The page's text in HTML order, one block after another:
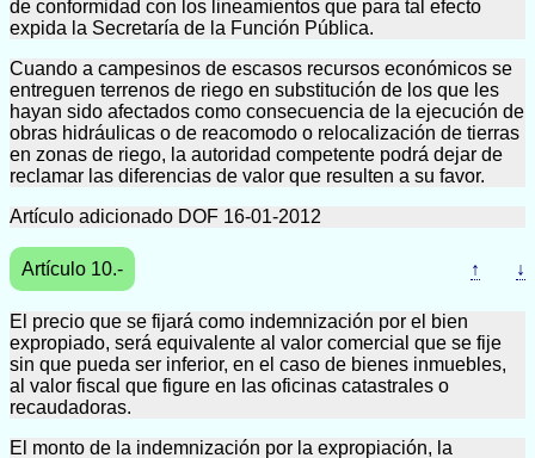
de conformidad con los lineamientos que para tal efecto
expida la Secretaría de la Función Pública.
Cuando a campesinos de escasos recursos económicos se
entreguen terrenos de riego en substitución de los que les
hayan sido afectados como consecuencia de la ejecución de
obras hidráulicas o de reacomodo o relocalización de tierras
en zonas de riego, la autoridad competente podrá dejar de
reclamar las diferencias de valor que resulten a su favor.
Artículo adicionado DOF 16-01-2012
Artículo 10.- ↑ ↓
El precio que se fijará como indemnización por el bien
expropiado, será equivalente al valor comercial que se fije
sin que pueda ser inferior, en el caso de bienes inmuebles,
al valor fiscal que figure en las oficinas catastrales o
recaudadoras.
El monto de la indemnización por la expropiación, la